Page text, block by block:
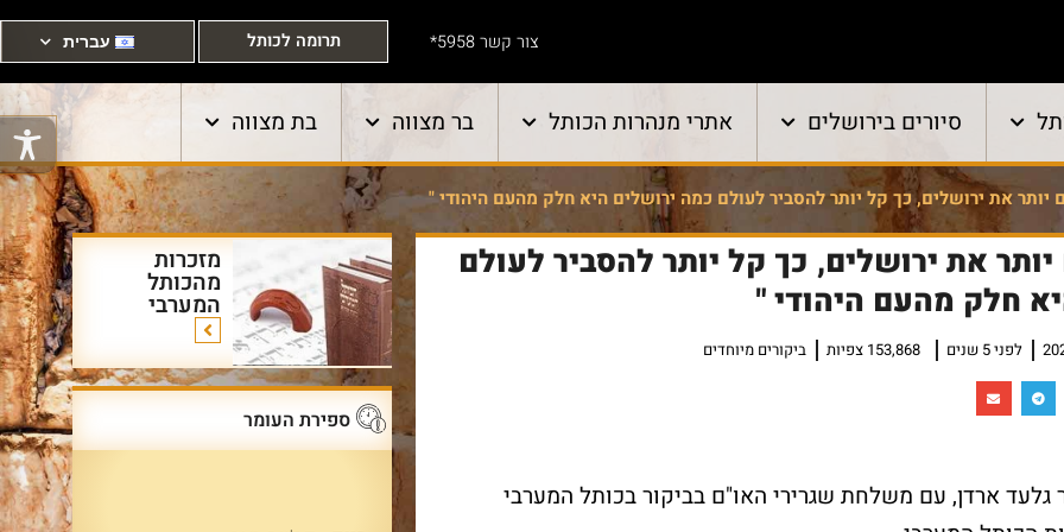
צור קשר 5958* תרומה לכותל עברית
סיורים בירושלים אתרי מנהרות הכותל בר מצווה בת מצווה
את ירושלים, כך קל יותר להסביר לעולם כמה ירושלים היא חלק מהעם היהודי "
את ירושלים, כך קל יותר להסביר לעולם
חלק מהעם היהודי "
לפני 5 שנים 153,868 צפיות ביקורים מיוחדים
גלעד ארדן, עם משלחת שגרירי האו"ם בביקור בכותל המערבי
מזכרות
מהכותל
המערבי
ספירת העומר